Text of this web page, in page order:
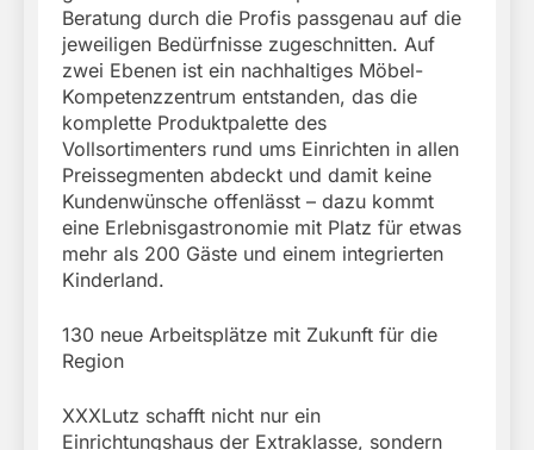
Beratung durch die Profis passgenau auf die
jeweiligen Bedürfnisse zugeschnitten. Auf
zwei Ebenen ist ein nachhaltiges Möbel-
Kompetenzzentrum entstanden, das die
komplette Produktpalette des
Vollsortimenters rund ums Einrichten in allen
Preissegmenten abdeckt und damit keine
Kundenwünsche offenlässt – dazu kommt
eine Erlebnisgastronomie mit Platz für etwas
mehr als 200 Gäste und einem integrierten
Kinderland.
130 neue Arbeitsplätze mit Zukunft für die
Region
XXXLutz schafft nicht nur ein
Einrichtungshaus der Extraklasse, sondern